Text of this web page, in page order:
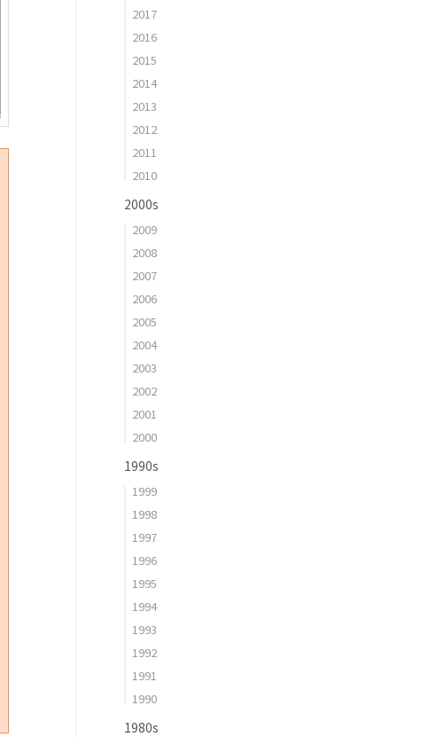
2017
2016
2015
2014
2013
2012
2011
2010
2000s
2009
2008
2007
2006
2005
2004
2003
2002
2001
2000
1990s
1999
1998
1997
1996
1995
1994
1993
1992
1991
1990
1980s